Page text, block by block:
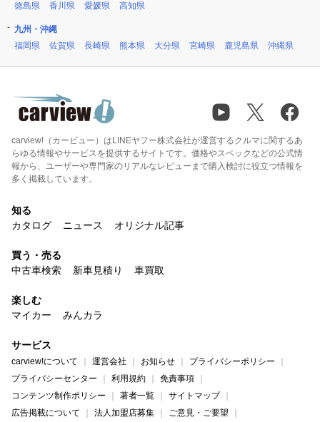
徳島県
香川県 愛媛県 高知県
九州・沖縄
福岡県
佐賀県 長崎県 熊本県 大分県 宮崎県 鹿児島県 沖縄県
carview!（カービュー）はLINEヤフー株式会社が運営するクルマに関するあ
らゆる情報やサービスを提供するサイトです。価格やスペックなどの公式情
報から、ユーザーや専門家のリアルなレビューまで購入検討に役立つ情報を
多く掲載しています。
知る
カタログ
ニュース オリジナル記事
買う・売る
中古車検索
新車見積り 車買取
楽しむ
マイカー
みんカラ
サービス
carview!について 運営会社 お知らせ
プライバシーポリシー
プライバシーセンター
利用規約
免責事項
コンテンツ制作ポリシー
著者一覧
サイトマップ
広告掲載について
法人加盟店募集 ご意見・ご要望